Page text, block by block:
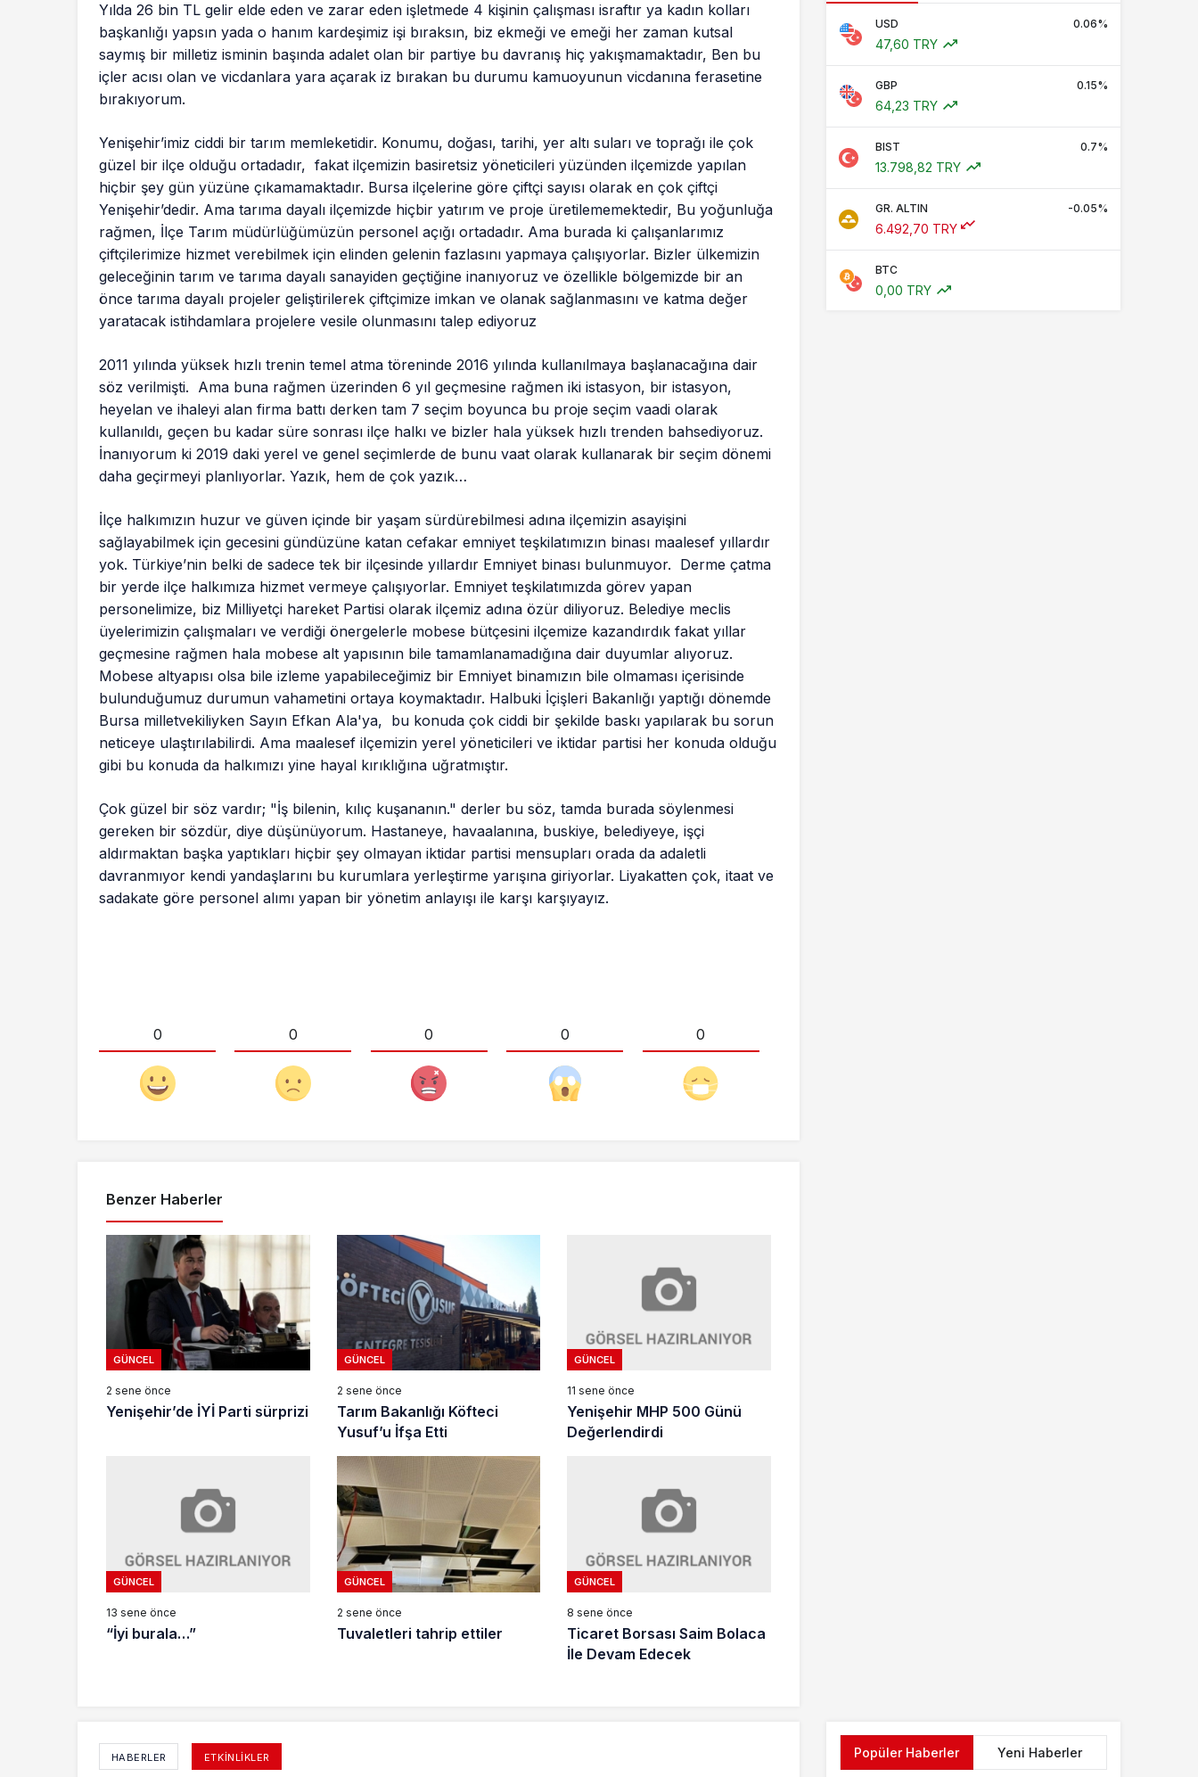
Yılda 26 bin TL gelir elde eden ve zarar eden işletmede 4 kişinin çalışması israftır ya kadın kolları
başkanlığı yapsın yada o hanım kardeşimiz işi bıraksın, biz ekmeği ve emeği her zaman kutsal
saymış bir milletiz isminin başında adalet olan bir partiye bu davranış hiç yakışmamaktadır, Ben bu
içler acısı olan ve vicdanlara yara açarak iz bırakan bu durumu kamuoyunun vicdanına ferasetine
bırakıyorum.
Yenişehir’imiz ciddi bir tarım memleketidir. Konumu, doğası, tarihi, yer altı suları ve toprağı ile çok
güzel bir ilçe olduğu ortadadır, fakat ilçemizin basiretsiz yöneticileri yüzünden ilçemizde yapılan
hiçbir şey gün yüzüne çıkamamaktadır. Bursa ilçelerine göre çiftçi sayısı olarak en çok çiftçi
Yenişehir’dedir. Ama tarıma dayalı ilçemizde hiçbir yatırım ve proje üretilememektedir, Bu yoğunluğa
rağmen, İlçe Tarım müdürlüğümüzün personel açığı ortadadır. Ama burada ki çalışanlarımız
çiftçilerimize hizmet verebilmek için elinden gelenin fazlasını yapmaya çalışıyorlar. Bizler ülkemizin
geleceğinin tarım ve tarıma dayalı sanayiden geçtiğine inanıyoruz ve özellikle bölgemizde bir an
önce tarıma dayalı projeler geliştirilerek çiftçimize imkan ve olanak sağlanmasını ve katma değer
yaratacak istihdamlara projelere vesile olunmasını talep ediyoruz
2011 yılında yüksek hızlı trenin temel atma töreninde 2016 yılında kullanılmaya başlanacağına dair
söz verilmişti. Ama buna rağmen üzerinden 6 yıl geçmesine rağmen iki istasyon, bir istasyon,
heyelan ve ihaleyi alan firma battı derken tam 7 seçim boyunca bu proje seçim vaadi olarak
kullanıldı, geçen bu kadar süre sonrası ilçe halkı ve bizler hala yüksek hızlı trenden bahsediyoruz.
İnanıyorum ki 2019 daki yerel ve genel seçimlerde de bunu vaat olarak kullanarak bir seçim dönemi
daha geçirmeyi planlıyorlar. Yazık, hem de çok yazık…
İlçe halkımızın huzur ve güven içinde bir yaşam sürdürebilmesi adına ilçemizin asayişini
sağlayabilmek için gecesini gündüzüne katan cefakar emniyet teşkilatımızın binası maalesef yıllardır
yok. Türkiye’nin belki de sadece tek bir ilçesinde yıllardır Emniyet binası bulunmuyor. Derme çatma
bir yerde ilçe halkımıza hizmet vermeye çalışıyorlar. Emniyet teşkilatımızda görev yapan
personelimize, biz Milliyetçi hareket Partisi olarak ilçemiz adına özür diliyoruz. Belediye meclis
üyelerimizin çalışmaları ve verdiği önergelerle mobese bütçesini ilçemize kazandırdık fakat yıllar
geçmesine rağmen hala mobese alt yapısının bile tamamlanamadığına dair duyumlar alıyoruz.
Mobese altyapısı olsa bile izleme yapabileceğimiz bir Emniyet binamızın bile olmaması içerisinde
bulunduğumuz durumun vahametini ortaya koymaktadır. Halbuki İçişleri Bakanlığı yaptığı dönemde
Bursa milletvekiliyken Sayın Efkan Ala'ya, bu konuda çok ciddi bir şekilde baskı yapılarak bu sorun
neticeye ulaştırılabilirdi. Ama maalesef ilçemizin yerel yöneticileri ve iktidar partisi her konuda olduğu
gibi bu konuda da halkımızı yine hayal kırıklığına uğratmıştır.
Çok güzel bir söz vardır; "İş bilenin, kılıç kuşananın." derler bu söz, tamda burada söylenmesi
gereken bir sözdür, diye düşünüyorum. Hastaneye, havaalanına, buskiye, belediyeye, işçi
aldırmaktan başka yaptıkları hiçbir şey olmayan iktidar partisi mensupları orada da adaletli
davranmıyor kendi yandaşlarını bu kurumlara yerleştirme yarışına giriyorlar. Liyakatten çok, itaat ve
sadakate göre personel alımı yapan bir yönetim anlayışı ile karşı karşıyayız.
0 0 0 0 0
Benzer Haberler
GÜNCEL
2 sene önce
Yenişehir’de İYİ Parti sürprizi
GÜNCEL
2 sene önce
Tarım Bakanlığı Köfteci
Yusuf’u İfşa Etti
GÜNCEL
11 sene önce
Yenişehir MHP 500 Günü
Değerlendirdi
GÜNCEL
13 sene önce
“İyi burala…”
GÜNCEL
2 sene önce
Tuvaletleri tahrip ettiler
GÜNCEL
8 sene önce
Ticaret Borsası Saim Bolaca
İle Devam Edecek
USD 0.06%
47,60 TRY
GBP 0.15%
64,23 TRY
BIST 0.7%
13.798,82 TRY
GR. ALTIN -0.05%
6.492,70 TRY
BTC
0,00 TRY
HABERLER ETKINLIKLER Popüler Haberler Yeni Haberler